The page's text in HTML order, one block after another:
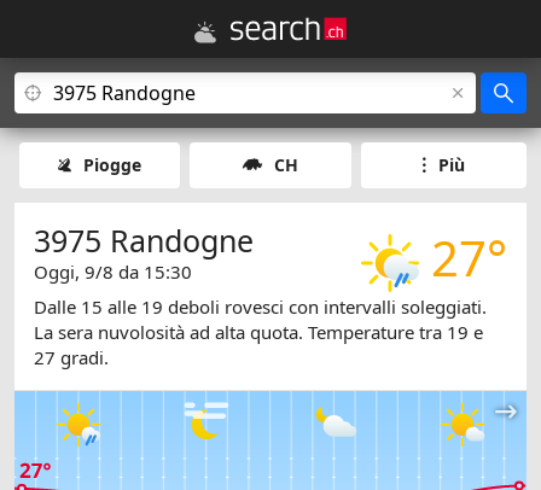
Piogge CH Più
27°
3975 Randogne
Oggi, 9/8 da 15:30
Dalle 15 alle 19 deboli rovesci con intervalli soleggiati.
La sera nuvolosità ad alta quota. Temperature tra 19 e
27 gradi.